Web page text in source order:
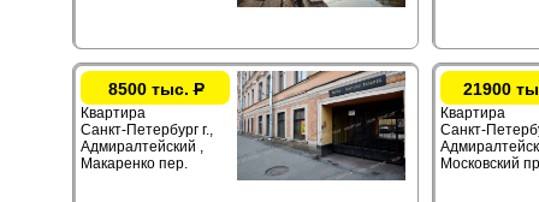
8500 тыс.Р
Квартира
Санкт-Петербург г.,
Адмиралтейский ,
Макаренко пер.
21900
Квартира
Санкт-
Московский